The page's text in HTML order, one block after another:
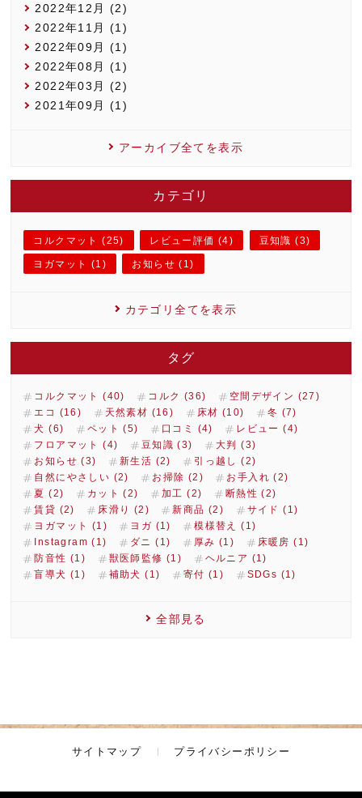
2022年12月 (2)
2022年11月 (1)
2022年09月 (1)
2022年08月 (1)
2022年03月 (2)
2021年09月 (1)
アーカイブ全てを表示
カテゴリ
コルクマット (25) レビュー評価 (4) 豆知識 (3)
ヨガマット (1) お知らせ (1)
カテゴリ全てを表示
タグ
コルクマット (40) コルク (36)
空間デザイン (27)
エコ (16)
天然素材 (16) 床材 (10)
冬 (7)
犬 (6)
ペット (5) 口コミ (4)
レビュー (4)
フロアマット (4)
豆知識 (3)
大判 (3)
お知らせ (3)
新生活 (2)
引っ越し (2)
自然にやさしい (2)
お掃除 (2)
お手入れ (2)
夏 (2)
カット (2) 加工 (2)
断熱性 (2)
賃貸 (2)
床滑り (2) 新商品 (2)
サイド (1)
ヨガマット (1)
ヨガ (1)
模様替え (1)
Instagram (1)
ダニ (1) 厚み (1)
床暖房 (1)
防音性 (1)
獣医師監修 (1)
ヘルニア (1)
盲導犬 (1)
補助犬 (1) 寄付 (1) SDGs (1)
全部見る
サイトマップ プライバシーポリシー